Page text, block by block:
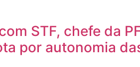
STF, chefe da
por autonomia